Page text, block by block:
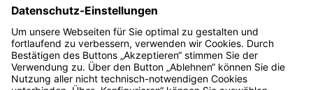
Verpflichtungsermächtigungen.
(3) Der Haushalt ist in Einnahme und Ausgabe
auszugleichen.
Bayern.de